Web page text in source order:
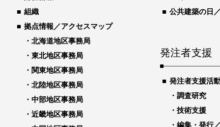
組織
拠点情報／アクセスマップ
北海道地区事務局
東北地区事務局
関東地区事務局
北陸地区事務局
中部地区事務局
近畿地区事務局
公共建築の日
発注者支援
発注者支援活
調査研究
技術支援
編集・発行